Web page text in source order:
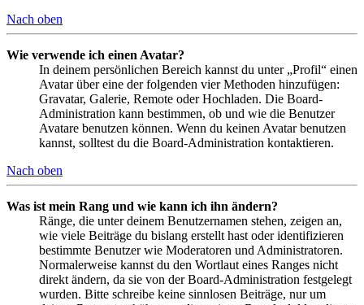
Nach oben
Wie verwende ich einen Avatar?
In deinem persönlichen Bereich kannst du unter „Profil“ einen
Avatar über eine der folgenden vier Methoden hinzufügen:
Gravatar, Galerie, Remote oder Hochladen. Die Board-
Administration kann bestimmen, ob und wie die Benutzer
Avatare benutzen können. Wenn du keinen Avatar benutzen
kannst, solltest du die Board-Administration kontaktieren.
Nach oben
Was ist mein Rang und wie kann ich ihn ändern?
Ränge, die unter deinem Benutzernamen stehen, zeigen an,
wie viele Beiträge du bislang erstellt hast oder identifizieren
bestimmte Benutzer wie Moderatoren und Administratoren.
Normalerweise kannst du den Wortlaut eines Ranges nicht
direkt ändern, da sie von der Board-Administration festgelegt
wurden. Bitte schreibe keine sinnlosen Beiträge, nur um